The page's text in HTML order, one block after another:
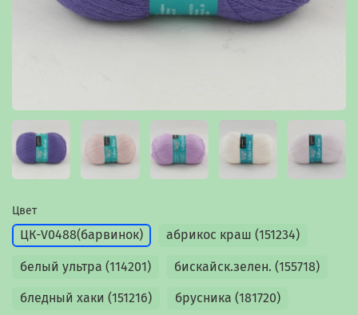
Цвет
ЦК-V0488(барвинок) абрикос краш (151234)
белый ультра (114201) бискайск.зелен. (155718)
бледный хаки (151216) брусника (181720)